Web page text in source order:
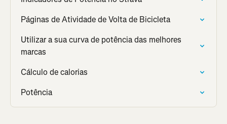
Páginas de Atividade de Volta de Bicicleta
Utilizar a sua curva de potência das melhores
marcas
Cálculo de calorias
Potência